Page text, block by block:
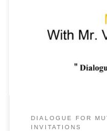
DIALOGUE FOR
INVITATIONS